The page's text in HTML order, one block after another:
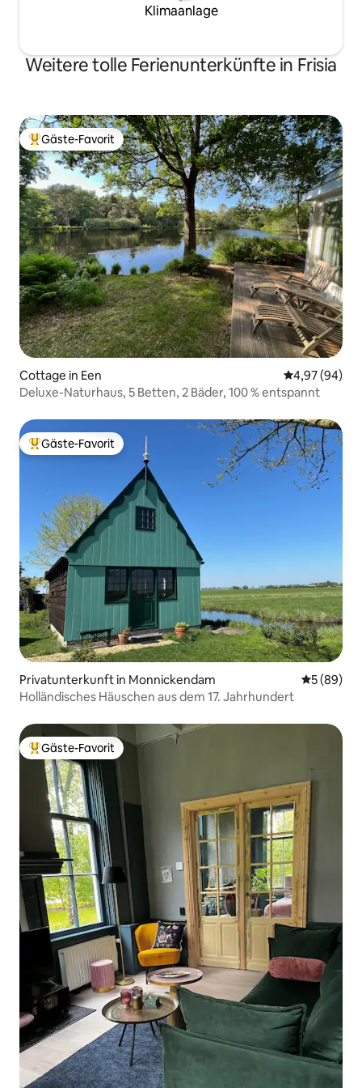
Klimaanlage
Weitere tolle Ferienunterkünfte in Frisia
Beliebter Gäste-Favorit.
Gäste-Favorit
Cottage in Een
4,97 (94)
Deluxe-Naturhaus, 5 Betten, 2 Bäder, 100 % entspannt
Beliebter Gäste-Favorit.
Gäste-Favorit
Privatunterkunft in Monnickendam
5 (89)
Holländisches Häuschen aus dem 17. Jahrhundert
Beliebter Gäste-Favorit.
Gäste-Favorit